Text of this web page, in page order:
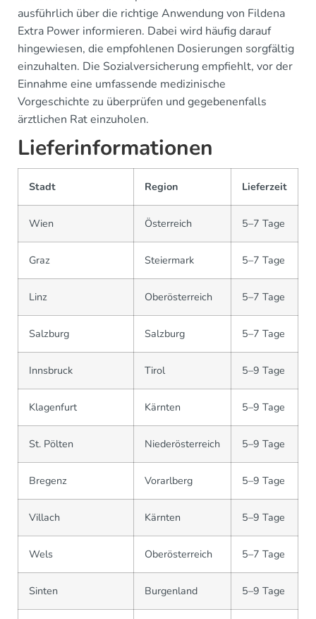
ausführlich über die richtige Anwendung von Fildena
Extra Power informieren. Dabei wird häufig darauf
hingewiesen, die empfohlenen Dosierungen sorgfältig
einzuhalten. Die Sozialversicherung empfiehlt, vor der
Einnahme eine umfassende medizinische
Vorgeschichte zu überprüfen und gegebenenfalls
ärztlichen Rat einzuholen.
Lieferinformationen
Stadt Region Lieferzeit
Wien Österreich 5–7 Tage
Graz Steiermark 5–7 Tage
Linz Oberösterreich 5–7 Tage
Salzburg Salzburg 5–7 Tage
Innsbruck Tirol 5–9 Tage
Klagenfurt Kärnten 5–9 Tage
St. Pölten Niederösterreich 5–9 Tage
Bregenz Vorarlberg 5–9 Tage
Villach Kärnten 5–9 Tage
Wels Oberösterreich 5–7 Tage
Sinten Burgenland 5–9 Tage